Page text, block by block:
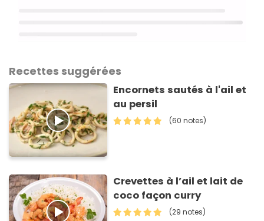
Recettes suggérées
Encornets sautés à l'ail et
au persil
(60 notes)
Crevettes à l’ail et lait de
coco façon curry
(29 notes)